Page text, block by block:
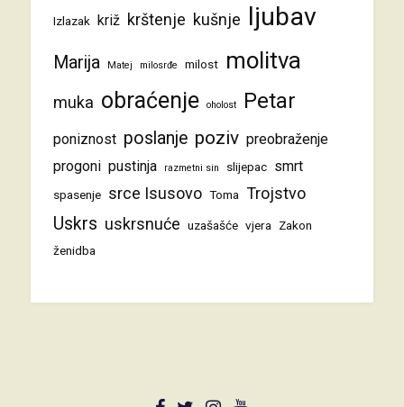
Izlazak križ krštenje kušnje ljubav
Marija Matej milosrđe milost molitva
muka obraćenje oholost Petar
poniznost poslanje poziv preobraženje
progoni pustinja razmetni sin slijepac smrt
spasenje srce Isusovo Toma Trojstvo
Uskrs uskrsnuće uzašašće vjera
Zakon
ženidba